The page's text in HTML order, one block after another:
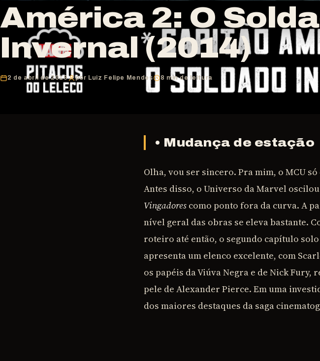
América 2: O
Invernal (2014)
2 de abril de 2019 por Luiz Felipe Mendes 8 min de leitura
• Mudança de estação
Olha, vou ser sincero. Pra mim, o MCU
Antes disso, o Universo da Marvel
Vingadores como ponto fora da curva. A
nível geral das obras se eleva bastante.
roteiro até então, o segundo capítulo
apresenta um elenco excelente, com
os papéis da Viúva Negra e de Nick
pele de Alexander Pierce. Em uma
dos maiores destaques da saga